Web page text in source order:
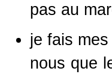
pas au
je fais
nous que